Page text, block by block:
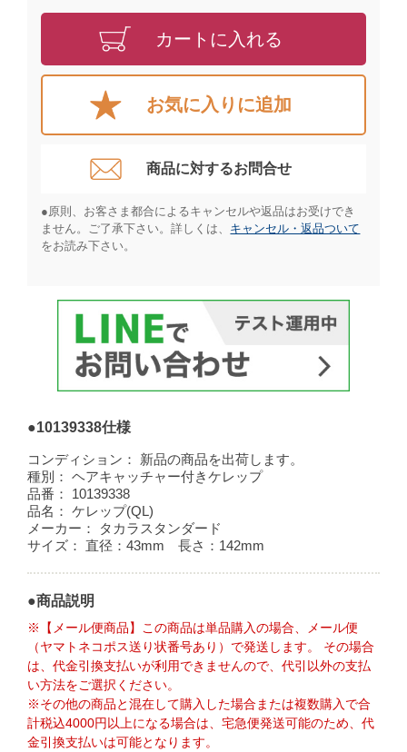
カートに入れる
お気に入りに追加
商品に対するお問合せ​
●原則、お客さま都合によるキャンセルや返品はお受けでき
ません。ご了承下さい。詳しくは、 キャンセル・返品ついて
をお読み下さい。​
●10139338仕様
コンディション：
新品の商品を出荷します。
種別：
ヘアキャッチャー付きケレップ
品番：
10139338
品名：
ケレップ(QL)
メーカー：
タカラスタンダード
サイズ：
直径：43mm 長さ：142mm
●商品説明
※【メール便商品】この商品は単品購入の場合、メール便
（ヤマトネコポス送り状番号あり）で発送します。 その場合
は、代金引換支払いが利用できませんので、代引以外の支払
い方法をご選択ください。
※その他の商品と混在して購入した場合または複数購入で合
計税込4000円以上になる場合は、宅急便発送可能のため、代
金引換支払いは可能となります。